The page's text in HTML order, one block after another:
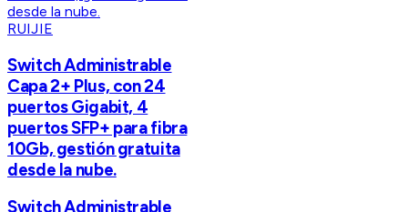
RUIJIE
Switch Administrable
Capa 2+ Plus, con 24
puertos Gigabit, 4
puertos SFP+ para fibra
10Gb, gestión gratuita
desde la nube.
Switch Administrable